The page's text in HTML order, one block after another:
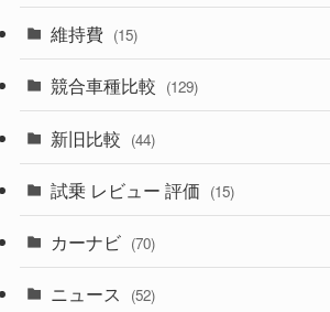
(357)
(328)
(194)
(230)
(253)
(85)
(84)
(14)
(222)
(50)
(43)
(58)
(28)
(3)
(3)
(5)
(1)
(5)
(7)
(5)
維持費 (15)
競合車種比較 (129)
新旧比較 (44)
試乗 レビュー 評価 (15)
カーナビ (70)
ニュース (52)